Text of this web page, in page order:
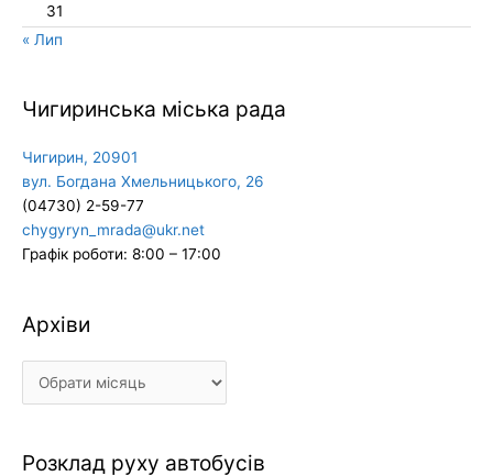
31
« Лип
Чигиринська міська рада
Чигирин, 20901
вул. Богдана Хмельницького, 26
(04730) 2-59-77
chygyryn_mrada@ukr.net
Графік роботи: 8:00 – 17:00
Архіви
Архіви
Розклад руху автобусів